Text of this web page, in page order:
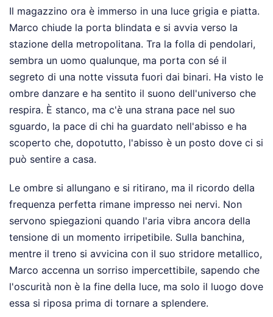
Il magazzino ora è immerso in una luce grigia e piatta.
Marco chiude la porta blindata e si avvia verso la
stazione della metropolitana. Tra la folla di pendolari,
sembra un uomo qualunque, ma porta con sé il
segreto di una notte vissuta fuori dai binari. Ha visto le
ombre danzare e ha sentito il suono dell'universo che
respira. È stanco, ma c'è una strana pace nel suo
sguardo, la pace di chi ha guardato nell'abisso e ha
scoperto che, dopotutto, l'abisso è un posto dove ci si
può sentire a casa.
Le ombre si allungano e si ritirano, ma il ricordo della
frequenza perfetta rimane impresso nei nervi. Non
servono spiegazioni quando l'aria vibra ancora della
tensione di un momento irripetibile. Sulla banchina,
mentre il treno si avvicina con il suo stridore metallico,
Marco accenna un sorriso impercettibile, sapendo che
l'oscurità non è la fine della luce, ma solo il luogo dove
essa si riposa prima di tornare a splendere.